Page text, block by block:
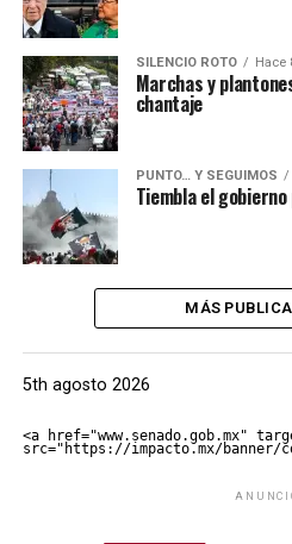
SILENCIO ROTO Hace
Marchas y
PUNTO… Y SEGUIMOS
Tiembla el
MÁS
5th agosto 2026
<a href="www.senado.gob.mx"
src="https://impacto.mx/